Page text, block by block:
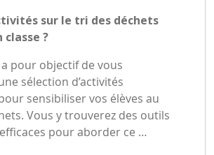
sur le tri des déchets
classe ?
pour objectif de vous
sélection d’activités
sensibiliser vos élèves au
Vous y trouverez des outils
pour aborder ce …